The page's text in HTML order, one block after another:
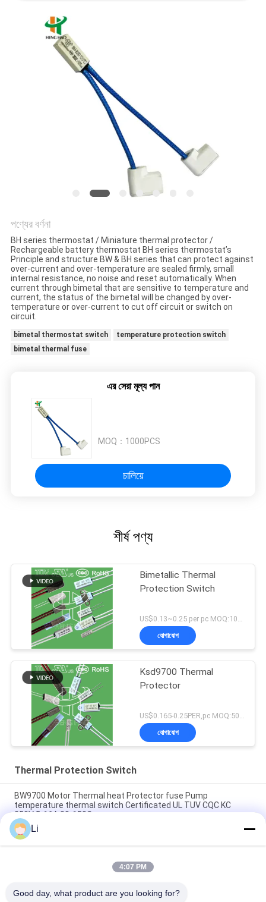
POLICY
পণ্যের বর্ণনা
BH series thermostat / Miniature thermal protector /
Rechargeable battery thermostat BH series thermostat’s
Principle and structure BW & BH series that can protect against
over-current and over-temperature are sealed firmly, small
internal resistance, no noise and reset automatically. When
current through bimetal that are sensitive to temperature and
current, the status of the bimetal will be changed by over-
temperature or over-current to cut off circuit or switch on
circuit.
bimetal thermostat switch
temperature protection switch
bimetal thermal fuse
এর সেরা মূল্য পান
MOQ： 1000PCS
চালিয়ে
শীর্ষ পণ্য
Bimetallic Thermal
Protection Switch
US$0.13~0.25 per pc MOQ:1000PCS
যোগাযোগ
Ksd9700 Thermal
Protector
যোগাযোগ
Thermal Protection Switch
BW9700 Motor Thermal heat Protector fuse Pump
temperature thermal switch Certificated UL TUV CQC KC
250V 5-16A 30-150C
BH-B2D overheat thermal Protection Switch rated 250v 5a
Overload temperature Protection with UL TUV KC CQC
BH-TB02B-B8D Mini Bimetallic Thermal Protection Switch
Li
4:07 PM
Good day, what product are you looking for?